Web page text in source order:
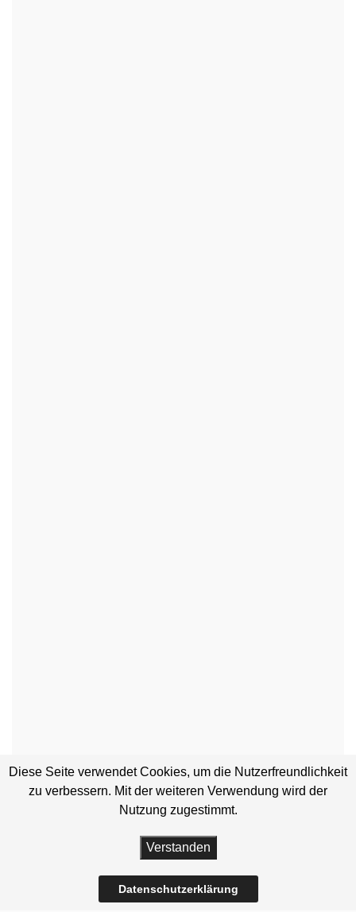
Diese Seite verwendet Cookies, um die Nutzerfreundlichkeit
zu verbessern. Mit der weiteren Verwendung wird der
Nutzung zugestimmt.
Verstanden
Datenschutzerklärung